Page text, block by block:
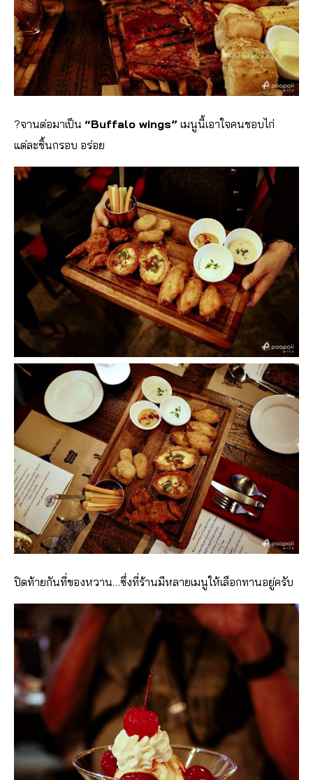
?จานต่อมาเป็น “Buffalo wings” เมนูนี้เอาใจคนชอบไก่
แต่ละชิ้นกรอบ อร่อย
ปิดท้ายกันที่ของหวาน…ซึ่งที่ร้านมีหลายเมนูให้เลือกทานอยู่ครับ